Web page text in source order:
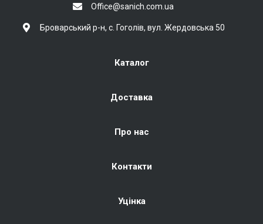
Office@sanich.com.ua
Броварський р-н, с. Гоголів, вул. Жердовська 50
Каталог
Доставка
Про нас
Контакти
Уцінка